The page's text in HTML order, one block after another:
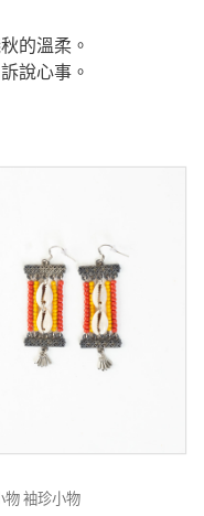
的溫柔。
說心事。
物 袖珍小物